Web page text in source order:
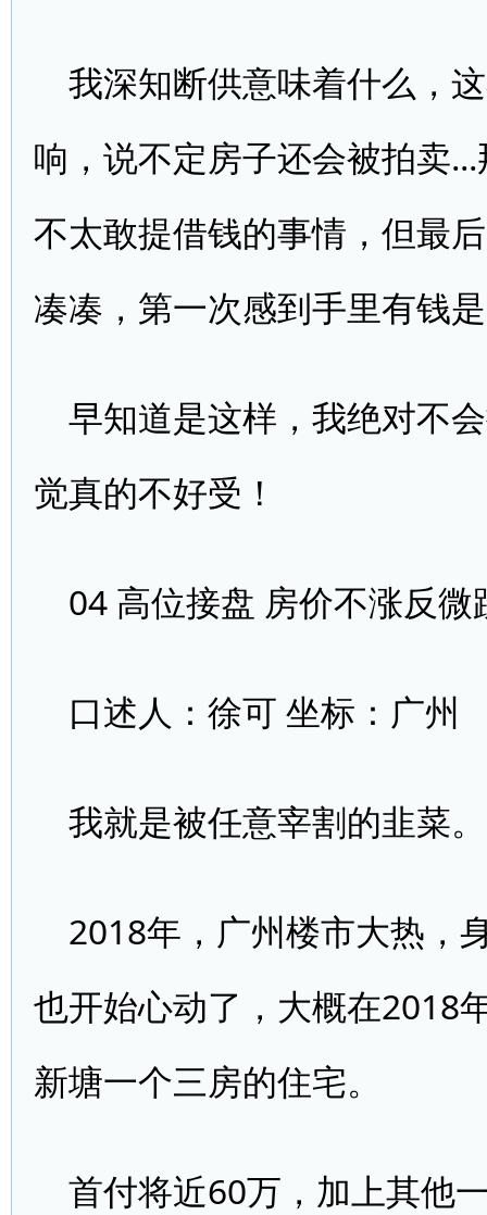
我深知断供意味着什么，
响，说不定房子还会被拍卖
不太敢提借钱的事情，但最
凑凑，第一次感到手里有钱
早知道是这样，我绝对不
觉真的不好受！
04 高位接盘 房价不涨反微
口述人：徐可 坐标：广州
我就是被任意宰割的韭菜。
2018年，广州楼市大热，
也开始心动了，大概在2018
新塘一个三房的住宅。
首付将近60万，加上其他